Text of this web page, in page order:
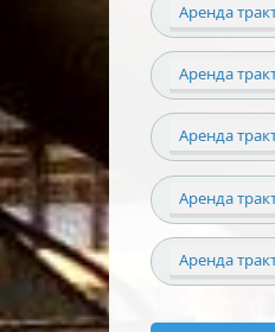
Аренда
Аренда
Аренда
Аренда
Аренда